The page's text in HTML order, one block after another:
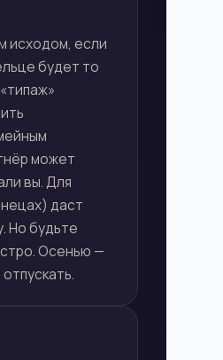
исходом, если
будет то
может
вы. Для
даст
Но будьте
Осенью —